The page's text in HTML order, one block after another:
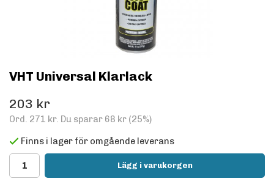
VHT Universal Klarlack
203 kr
Ord. 271 kr. Du sparar 68 kr (25%)
Finns i lager för omgående leverans
Lägg i varukorgen